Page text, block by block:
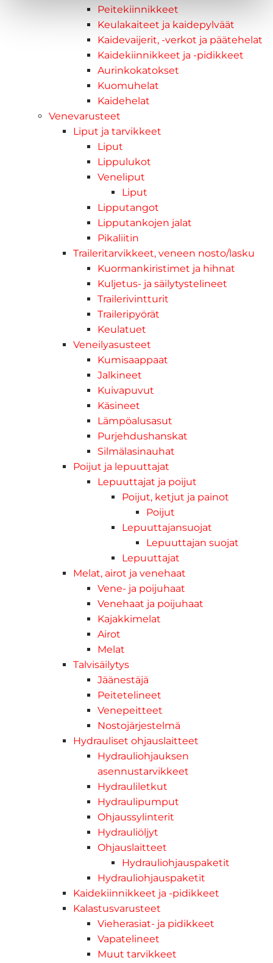
Peitekiinnikkeet
Keulakaiteet ja kaidepylväät
Kaidevaijerit, -verkot ja päätehelat
Kaidekiinnikkeet ja -pidikkeet
Aurinkokatokset
Kuomuhelat
Kaidehelat
Venevarusteet
Liput ja tarvikkeet
Liput
Lippulukot
Veneliput
Liput
Lipputangot
Lipputankojen jalat
Pikaliitin
Traileritarvikkeet, veneen nosto/lasku
Kuormankiristimet ja hihnat
Kuljetus- ja säilytystelineet
Trailerivintturit
Traileripyörät
Keulatuet
Veneilyasusteet
Kumisaappaat
Jalkineet
Kuivapuvut
Käsineet
Lämpöalusasut
Purjehdushanskat
Silmälasinauhat
Poijut ja lepuuttajat
Lepuuttajat ja poijut
Poijut, ketjut ja painot
Poijut
Lepuuttajansuojat
Lepuuttajan suojat
Lepuuttajat
Melat, airot ja venehaat
Vene- ja poijuhaat
Venehaat ja poijuhaat
Kajakkimelat
Airot
Melat
Talvisäilytys
Jäänestäjä
Peitetelineet
Venepeitteet
Nostojärjestelmä
Hydrauliset ohjauslaitteet
Hydrauliohjauksen
asennustarvikkeet
Hydrauliletkut
Hydraulipumput
Ohjaussylinterit
Hydrauliöljyt
Ohjauslaitteet
Hydrauliohjauspaketit
Hydrauliohjauspaketit
Kaidekiinnikkeet ja -pidikkeet
Kalastusvarusteet
Vieherasiat- ja pidikkeet
Vapatelineet
Muut tarvikkeet